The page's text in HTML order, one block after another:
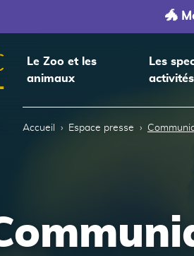
🐲
Le Zoo et les
animaux
Les
activités
Accueil Espace presse